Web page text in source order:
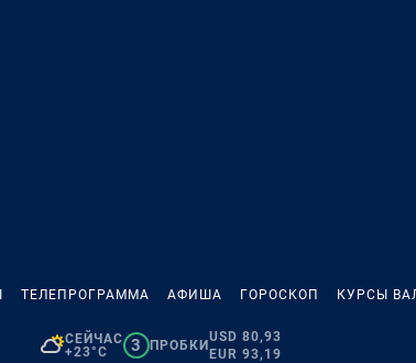
ТЕЛЕПРОГРАММА АФИША ГОРОСКОП КУРСЫ
СЕЙЧАС
+23°C
3 ПРОБКИ
USD 80,93
EUR 93,19